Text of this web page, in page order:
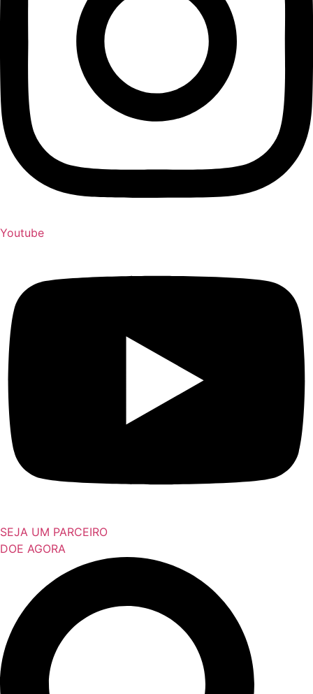
Youtube
SEJA UM PARCEIRO
DOE AGORA